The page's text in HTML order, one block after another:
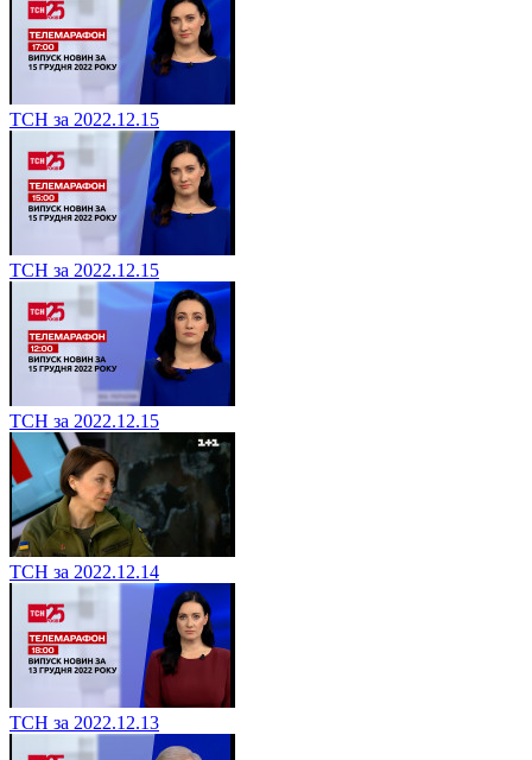
ТСН за 2022.12.15
ТСН за 2022.12.15
ТСН за 2022.12.15
ТСН за 2022.12.14
ТСН за 2022.12.13